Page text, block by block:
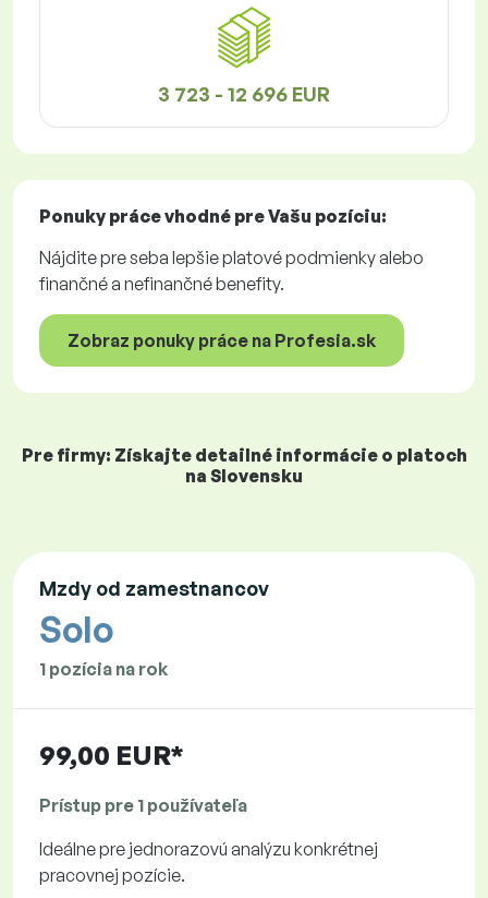
3 723 - 12 696 EUR
Ponuky prácevhodné pre Vašu pozíciu:
Nájdite pre seba lepšie platové podmienky alebo
finančné a nefinančné benefity.
Zobraz ponuky práce na Profesia.sk
Pre firmy: Získajte detailné informácie o platoch
na Slovensku
Mzdy od zamestnancov
Solo
1 pozícia na rok
99,00 EUR*
Prístup pre 1 používateľa
Ideálne pre jednorazovú analýzu konkrétnej
pracovnej pozície.